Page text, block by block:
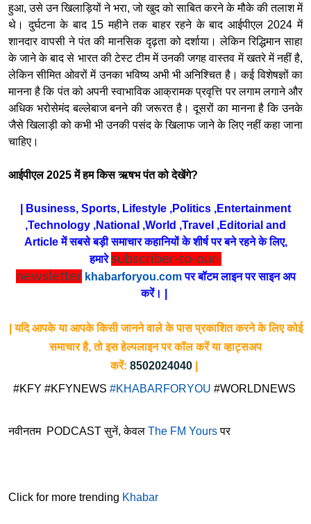
हुआ, उसे उन खिलाड़ियों ने भरा, जो खुद को साबित करने के मौके की तलाश में
थे। दुर्घटना के बाद 15 महीने तक बाहर रहने के बाद आईपीएल 2024 में
शानदार वापसी ने पंत की मानसिक दृढ़ता को दर्शाया। लेकिन रिद्धिमान साहा
के जाने के बाद से भारत की टेस्ट टीम में उनकी जगह वास्तव में खतरे में नहीं है,
लेकिन सीमित ओवरों में उनका भविष्य अभी भी अनिश्चित है। कई विशेषज्ञों का
मानना ​​है कि पंत को अपनी स्वाभाविक आक्रामक प्रवृत्ति पर लगाम लगाने और
अधिक भरोसेमंद बल्लेबाज बनने की जरूरत है। दूसरों का मानना ​​है कि उनके
जैसे खिलाड़ी को कभी भी उनकी पसंद के खिलाफ जाने के लिए नहीं कहा जाना
चाहिए।
आईपीएल 2025 में हम किस ऋषभ पंत को देखेंगे?
| Business, Sports, Lifestyle ,Politics ,Entertainment
,Technology ,National ,World ,Travel ,Editorial and
Article में सबसे बड़ी समाचार कहानियों के शीर्ष पर बने रहने के लिए,
हमारेsubscriber-to-our-
newsletter khabarforyou.comपर बॉटम लाइन पर साइन अप
करें। |
| यदि आपके या आपके किसी जानने वाले के पास प्रकाशित करने के लिए कोई
समाचार है, तो इस हेल्पलाइन पर कॉल करें या व्हाट्सअप
करें: 8502024040
#KFY #KFYNEWS #KHABARFORYOU #WORLDNEWS
नवीनतम PODCAST सुनें, केवल The FM Yoursपर
Click for more trending Khabar